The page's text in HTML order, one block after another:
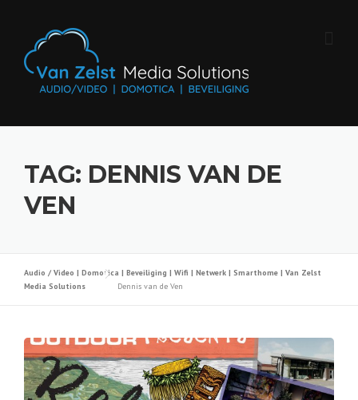
TAG: DENNIS VAN DE
VEN
Audio / Video | Domotica | Beveiliging | Wifi | Netwerk | Smarthome | Van Zelst
Media Solutions
Dennis van de Ven